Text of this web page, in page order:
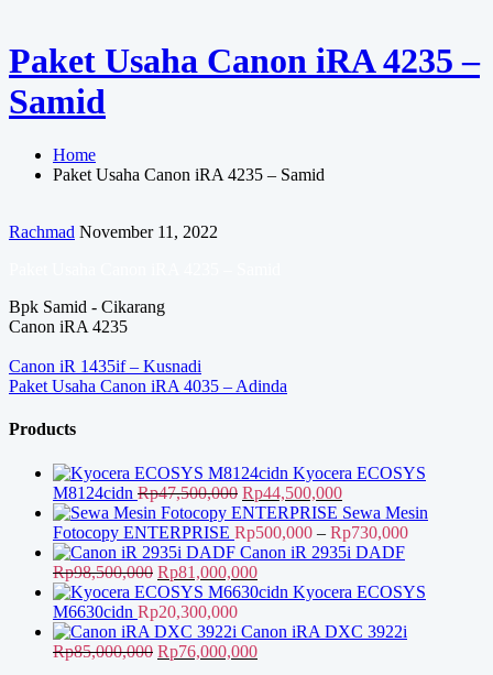
Paket Usaha Canon iRA 4235 –
Samid
Home
Paket Usaha Canon iRA 4235 – Samid
Rachmad November 11, 2022
Bpk Samid - Cikarang
Canon iRA 4235
Navigasi
pos
Canon iR 1435if – Kusnadi
Paket Usaha Canon iRA 4035 – Adinda
Products
Kyocera ECOSYS
M8124cidn Rp47,500,000 Harga
aslinya
adalah:
Rp47,500,000.
Rp44,500,000Harga
saat
ini
adalah:
Sewa Mesin
Fotocopy ENTERPRISE Rp500,000 – Rp730,000Rentang
hingga
Canon iR 2935i DADF
Rp98,500,000 Harga
aslinya
adalah:
Rp98,500,000.
Rp81,000,000Harga
saat
adalah:
Rp81,000,000.
Kyocera ECOSYS
M6630cidn Rp20,300,000
Canon iRA DXC 3922i
Rp85,000,000 Harga
Rp76,000,000Harga